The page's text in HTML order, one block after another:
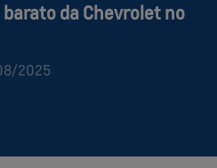
da Chevrolet no
2025